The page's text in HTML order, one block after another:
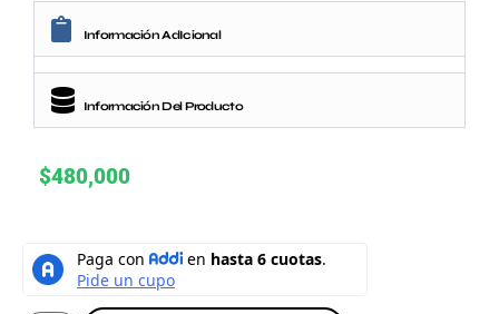
Información AdIcional
Información Del Producto
$480,000